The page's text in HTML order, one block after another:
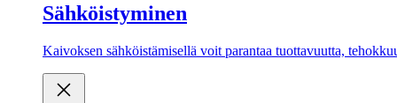
Sähköistyminen
Kaivoksen sähköistämisellä voit parantaa tuottavuutta,